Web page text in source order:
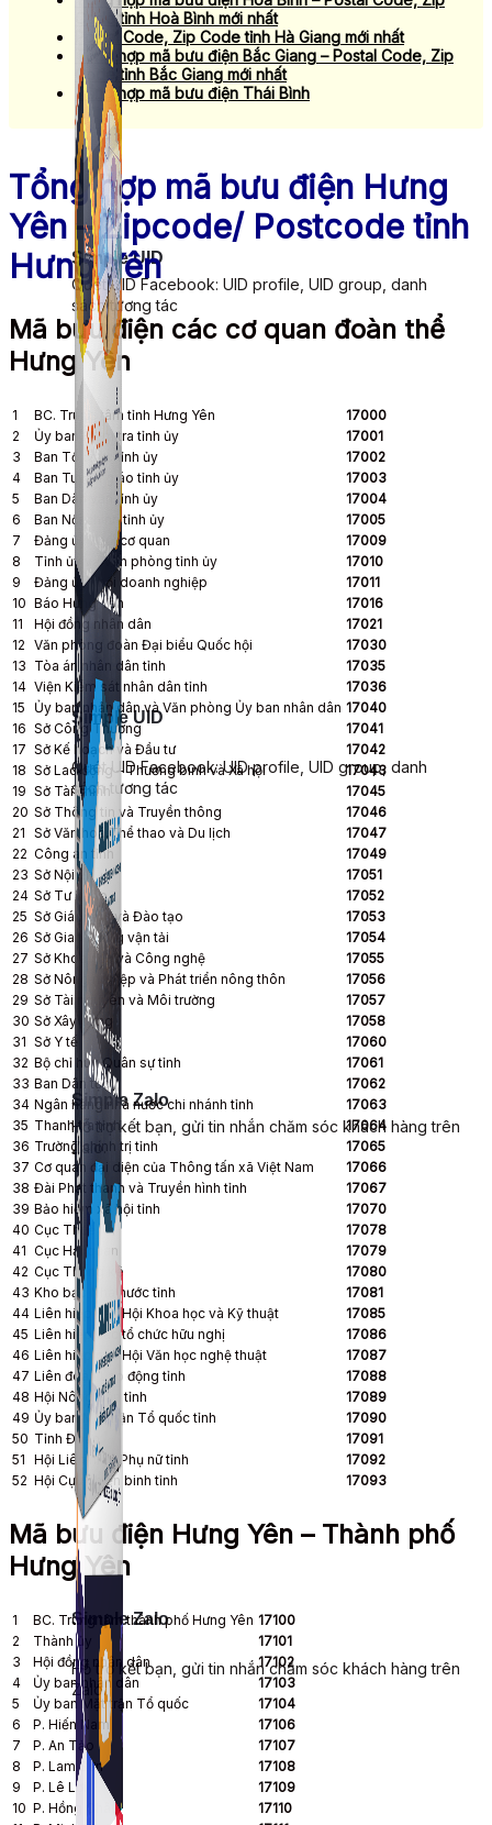
Simple UID
Quét UID Facebook: UID profile, UID group, danh
sách tương tác
Simple Zalo
Hỗ trợ kết bạn, gửi tin nhắn chăm sóc khách hàng trên
Zalo.
Simple UID
Quét UID Facebook: UID profile, UID group, danh
sách tương tác
Simple Zalo
Hỗ trợ kết bạn, gửi tin nhắn chăm sóc khách hàng trên
Zalo.
Code tỉnh Hoà Bình mới nhất
Postal Code, Zip Code tỉnh Hà Giang mới nhất
Tổng hợp mã bưu điện Bắc Giang – Postal Code, Zip
Code tỉnh Bắc Giang mới nhất
Tổng hợp mã bưu điện Thái Bình
Tổng hợp mã bưu điện Hưng
Yên – Zipcode/ Postcode tỉnh
Hưng Yên
Mã bưu điện các cơ quan đoàn thể
Hưng Yên
1 BC. Trung tâm tỉnh Hưng Yên
17000
2
Ủy ban Kiểm tra tỉnh ủy
17001
3
Ban Tổ chức tỉnh ủy
17002
4
Ban Tuyên giáo tỉnh ủy
17003
5
Ban Dân vận tỉnh ủy
17004
6
Ban Nội chính tỉnh ủy
17005
7
Đảng ủy khối cơ quan
17009
8
Tỉnh ủy và Văn phòng tỉnh ủy
17010
9
Đảng ủy khối doanh nghiệp
17011
10 Báo Hưng Yên
17016
11
Hội đồng nhân dân
17021
12 Văn phòng đoàn Đại biểu Quốc hội
17030
13 Tòa án nhân dân tỉnh
17035
14 Viện Kiểm sát nhân dân tỉnh
17036
15
Ủy ban nhân dân và Văn phòng Ủy ban nhân dân 17040
16 Sở Công Thương
17041
17 Sở Kế hoạch và Đầu tư
17042
18 Sở Lao động – Thương binh và Xã hội
17043
19 Sở Tài chính
17045
20 Sở Thông tin và Truyền thông
17046
21 Sở Văn hoá,Thể thao và Du lịch
17047
22 Công an tỉnh
17049
23 Sở Nội vụ
17051
24 Sở Tư pháp
17052
25 Sở Giáo dục và Đào tạo
17053
26 Sở Giao thông vận tải
17054
27 Sở Khoa học và Công nghệ
17055
28 Sở Nông nghiệp và Phát triển nông thôn
17056
29 Sở Tài nguyên và Môi trường
17057
30 Sở Xây dựng
17058
31 Sở Y tế
17060
32 Bộ chỉ huy Quân sự tỉnh
17061
33 Ban Dân tộc
17062
34 Ngân hàng nhà nước chi nhánh tỉnh
17063
35 Thanh tra tỉnh
17064
36 Trường chính trị tỉnh
17065
37 Cơ quan đại diện của Thông tấn xã Việt Nam
17066
38 Đài Phát thanh và Truyền hình tỉnh
17067
39 Bảo hiểm xã hội tỉnh
17070
40 Cục Thuế
17078
41 Cục Hải quan
17079
42 Cục Thống kê
17080
43 Kho bạc Nhà nước tỉnh
17081
44 Liên hiệp các Hội Khoa học và Kỹ thuật
17085
45 Liên hiệp các tổ chức hữu nghị
17086
46 Liên hiệp các Hội Văn học nghệ thuật
17087
47 Liên đoàn Lao động tỉnh
17088
48 Hội Nông dân tỉnh
17089
49 Ủy ban Mặt trận Tổ quốc tỉnh
17090
50 Tỉnh Đoàn
17091
51 Hội Liên hiệp Phụ nữ tỉnh
17092
52 Hội Cựu chiến binh tỉnh 17093
Mã bưu điện Hưng Yên – Thành phố
Hưng Yên
1 BC. Trung tâm thành phố Hưng Yên 17100
2
Thành ủy
17101
3
Hội đồng nhân dân
17102
4
Ủy ban nhân dân
17103
5
Ủy ban Mặt trận Tổ quốc
17104
6
P. Hiến Nam
17106
7
P. An Tảo
17107
8
P. Lam Sơn
17108
9
P. Lê Lợi
17109
10 P. Hồng Châu
17110